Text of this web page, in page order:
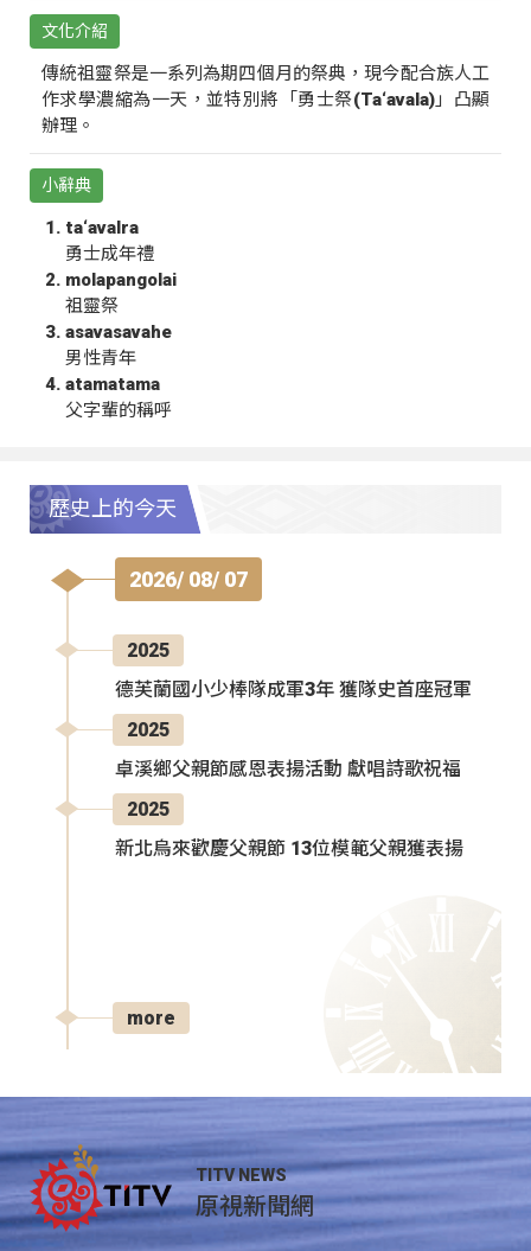
文化介紹
傳統祖靈祭是一系列為期四個月的祭典，現今配合族人工
作求學濃縮為一天，並特別將「勇士祭(Ta‘avala)」凸顯
辦理。
小辭典
ta‘avalra
勇士成年禮
molapangolai
祖靈祭
asavasavahe
男性青年
atamatama
父字輩的稱呼
歷史上的今天
2026/ 08/ 07
2025
德芙蘭國小少棒隊成軍3年 獲隊史首座冠軍
2025
卓溪鄉父親節感恩表揚活動 獻唱詩歌祝福
2025
新北烏來歡慶父親節 13位模範父親獲表揚
more
TITV NEWS
原視新聞網